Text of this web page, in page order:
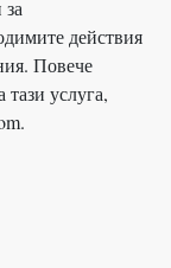
действия
Повече
услуга,